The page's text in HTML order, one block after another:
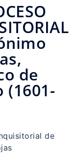
de
(1601-
de